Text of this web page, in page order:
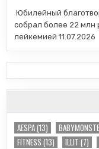
Юбилейный
собрал более 22 млн
лейкемией 11.07.2026
AESPA(13)
FITNESS (13) ILLIT (7)